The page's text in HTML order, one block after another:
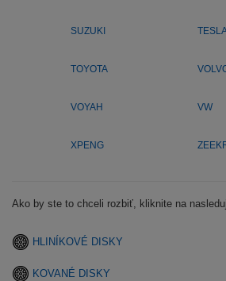
SUZUKI
TOYOTA
VOYAH VW
XPENG
Ako by ste to chceli rozbiť, kliknite na
HLINÍKOVÉ DISKY
KOVANÉ DISKY